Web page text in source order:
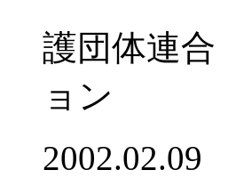
護団体連
ョン